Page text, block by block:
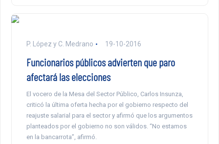
P. López y C. Medrano 19-10-2016
Funcionarios públicos advierten que paro
afectará las elecciones
El vocero de la Mesa del Sector Público, Carlos Insunza,
criticó la última oferta hecha por el gobierno respecto del
reajuste salarial para el sector y afirmó que los argumentos
planteados por el gobierno no son válidos. “No estamos
en la bancarrota”, afirmó.